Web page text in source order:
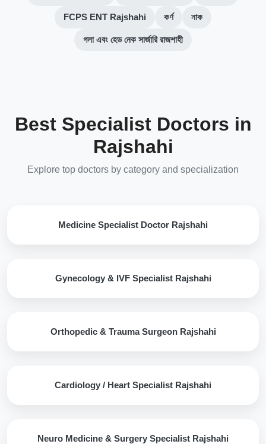
FCPS ENT Rajshahi কর্ণ নাক
গলা এবং হেড নেক সার্জারি রাজশাহী
Best Specialist Doctors in
Rajshahi
Explore top doctors by category and specialization
Medicine Specialist Doctor Rajshahi
Gynecology & IVF Specialist Rajshahi
Orthopedic & Trauma Surgeon Rajshahi
Cardiology / Heart Specialist Rajshahi
Neuro Medicine & Surgery Specialist Rajshahi